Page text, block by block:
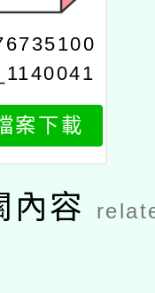
2
案下載
內容